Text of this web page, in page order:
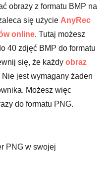
obrazy z formatu BMP na
się użycie AnyRec
online. Tutaj możesz
40 zdjęć BMP do formatu
się, że każdy obraz
jest wymagany żaden
Możesz więc
do formatu PNG.
PNG w swojej